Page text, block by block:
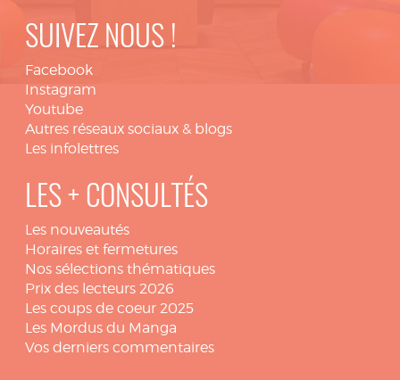
SUIVEZ NOUS !
Facebook
Instagram
Youtube
Autres réseaux sociaux & blogs
Les infolettres
LES + CONSULTÉS
Les nouveautés
Horaires et fermetures
Nos sélections thématiques
Prix des lecteurs 2026
Les coups de coeur 2025
Les Mordus du Manga
Vos derniers commentaires